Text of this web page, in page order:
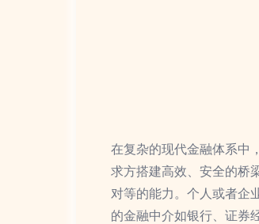
在复杂的现代金融体系中
求方搭建高效、安全的桥
对等的能力。个人或者企
的金融中介如银行、证券